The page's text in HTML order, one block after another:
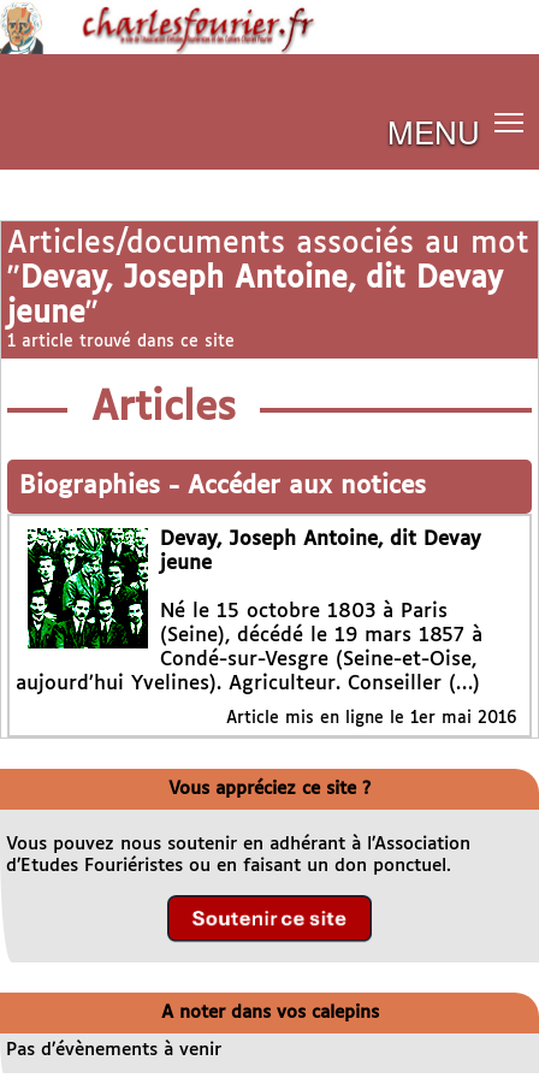
MENU
Articles/documents associés au mot
" Devay, Joseph Antoine, dit Devay
jeune"
1 article trouvé dans ce site
Articles
Biographies - Accéder aux notices
Devay, Joseph Antoine, dit Devay
jeune
Né le 15 octobre 1803 à Paris
(Seine), décédé le 19 mars 1857 à
Condé-sur-Vesgre (Seine-et-Oise,
aujourd’hui Yvelines). Agriculteur. Conseiller (…)
Article mis en ligne le 1er mai 2016
Vous appréciez ce site ?
Vous pouvez nous soutenir en adhérant à l’Association
d’Etudes Fouriéristes ou en faisant un don ponctuel.
A noter dans vos calepins
Pas d’évènements à venir